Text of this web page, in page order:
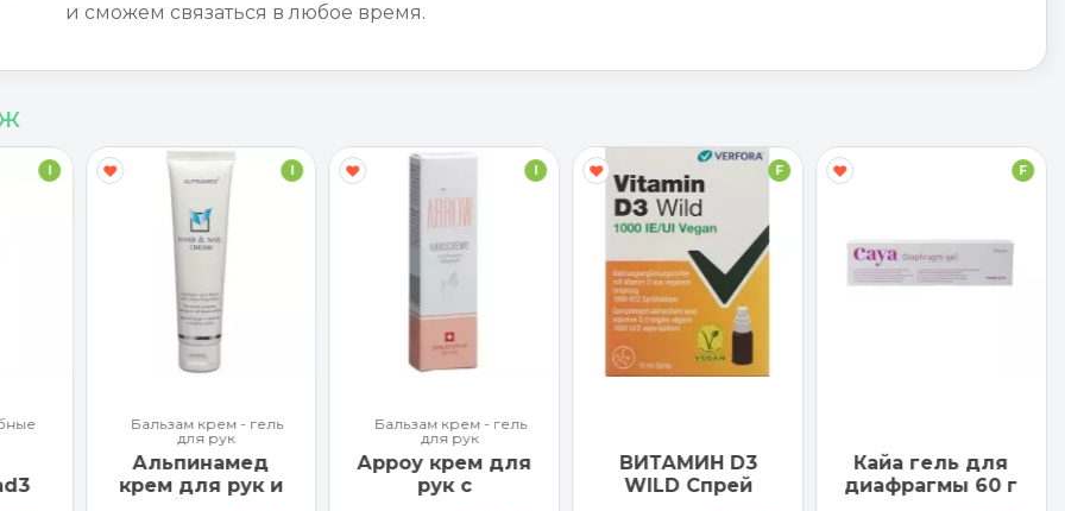
и сможем связаться в любое время.
I I
Бальзам крем - гель
для рук
Альпинамед
крем для рук и
I
Бальзам крем - гель
для рук
Арроу крем для
рук с
F
ВИТАМИН D3
WILD Спрей
F
Кайа гель для
диафрагмы 60 г